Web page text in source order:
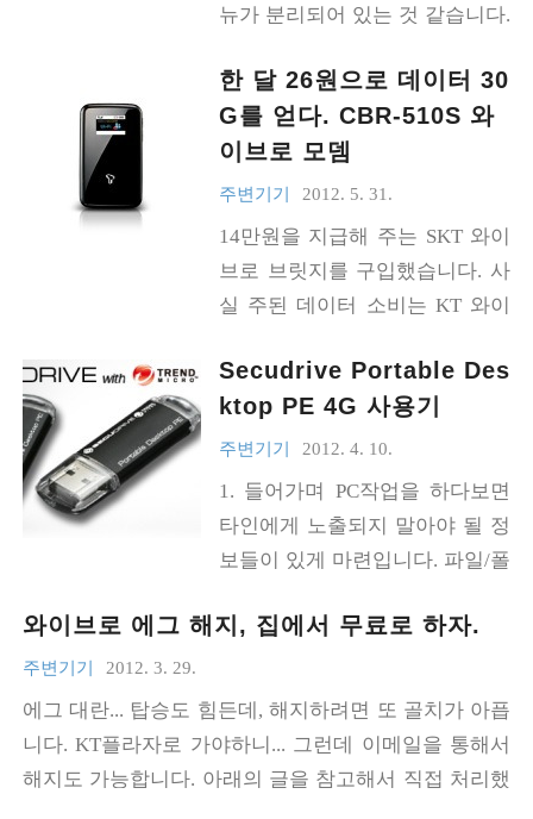
인적으로 3극 단자용 증폭마이크
터라, 4극 스마트폰용 증폭마이
크에도 관심이 갔었습니다. 다만
4극 특유..
뉴가 분리되어 있는 것 같습니다.
면 와이브로의 한도차단 서비스
신청메뉴를 볼 수 있습니다. 고객
센터에 전화하기 번거로우신 분
들께서는 이 방법을 이용해 보세
요. 1. 로그인을 합니다. 2. myT W
iBro를 눌러 진입합니다. 3. 우측
메뉴 중 ‘조회’를 눌러 진입합니
한 부가서비스’ 로 진입하면 ‘Wib
ro한도차단 서비스’가 보일겁니
한 달 26원으로 데이터 30
G를 얻다. CBR-510S 와
이브로 모뎀
주변기기 2012. 5. 31.
14만원을 지급해 주는 SKT 와이
브로 브릿지를 구입했습니다. 사
실 주된 데이터 소비는 KT 와이
통해 하고 있습니다만... 이걸 무
료로 이용하려면 6개월에 한 번
씩 새로 신청을 해야 해요. 그 사
이의 공백을 메울 용도로 이번에
구입한 제품을 쓸 겁니다. ▲ 단말
기는 이렇게 생겼어요. SKT 와이
다. 이 표를 토대로 의무기간(24
속을 지켜주는 기간동안의 요금
5월 29일~31일 : 12000(원)÷31
(일)×3(일)×1.1(부가세) = 1277.4
Secudrive Portable Des
ktop PE 4G 사용기
주변기기 2012. 4. 10.
1. 들어가며 PC작업을 하다보면
타인에게 노출되지 말아야 될 정
보들이 있게 마련입니다. 파일/폴
거치면 되겠지요. 그런데 소프트
리하면 시스템속도가 느려지고,
버그나 지원중단 때문에 암호화
된 자료를 복호화하지 못하게 되
와이브로 에그 해지, 집에서 무료로 하자.
주변기기 2012. 3. 29.
에그 대란... 탑승도 힘든데, 해지하려면 또 골치가 아픕
니다. KT플라자로 가야하니... 그런데 이메일을 통해서
해지도 가능합니다. 아래의 글을 참고해서 직접 처리했